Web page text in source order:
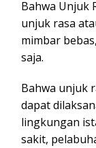
Bahwa Unjuk
unjuk rasa
mimbar
saja.
Bahwa unjuk
dapat
lingkungan
sakit,